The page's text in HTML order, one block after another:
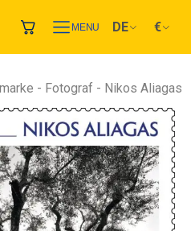
MENU DE €
- Fotograf - Nikos Aliagas